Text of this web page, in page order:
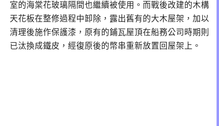
室的海棠花玻璃隔間也繼續被使用。而戰後改建的木構
天花板在整修過程中卸除，露出舊有的大木屋架，加以
清理後施作保護漆，原有的鋪瓦屋頂在船務公司時期則
已汰換成鐵皮，經復原後的幣串重新放置回屋架上。